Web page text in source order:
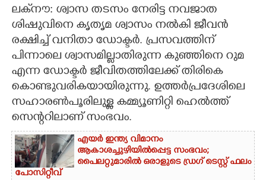
CARTOONS
LITERATURE
ZOOM
ലക്‌നൗ: ശ്വാസ തടസം നേരിട്ട നവജാത
ശിഷുവിനെ കൃതൃമ ശ്വാസം നൽകി ജീവൻ
രക്ഷിച്ച് വനിതാ ഡോക്ടർ. പ്രസവത്തിന്
പിന്നാലെ ശ്വാസമില്ലാതിരുന്ന കുഞ്ഞിനെ റുമ
എന്ന ഡോക്ടർ ജീവിതത്തിലേക്ക് തിരികെ
കൊണ്ടുവരികയായിരുന്നു. ഉത്തർപ്രദേശിലെ
സഹാരൺപൂരിലുള്ള കമ്മ്യൂണിറ്റി ഹെൽത്ത്
സെന്ററിലാണ് സംഭവം.
എയർ ഇന്ത്യ വിമാനം
ആകാശച്ചുഴിയിൽപ്പെട്ട സംഭവം;
പൈലറ്റുമാരിൽ ഒരാളുടെ ഡ്രഗ് ടെസ്റ്റ് ഫലം
പോസിറ്റീവ്